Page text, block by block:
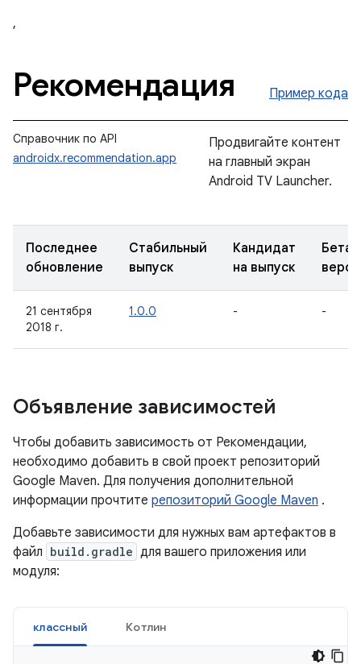
,
Рекомендация Пример кода
Справочник по API
androidx.recommendation.app
Продвигайте контент
на главный экран
Android TV Launcher.
Последнее
обновление
Стабильный
выпуск
Кандидат
на выпуск
Бета-
21 сентября
2018 г.
1.0.0 - -
Объявление зависимостей
Чтобы добавить зависимость от Рекомендации,
необходимо добавить в свой проект репозиторий
Google Maven. Для получения дополнительной
информации прочтите репозиторий Google Maven .
Добавьте зависимости для нужных вам артефактов в
файл build.gradle для вашего приложения или
модуля:
классный Котлин